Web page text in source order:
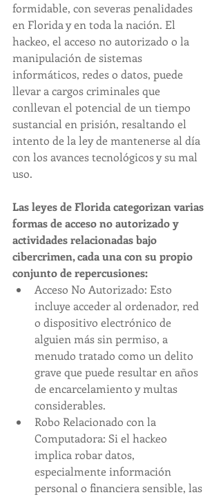
formidable, con severas penalidades
en Florida y en toda la nación. El
hackeo, el acceso no autorizado o la
manipulación de sistemas
informáticos, redes o datos, puede
llevar a cargos criminales que
conllevan el potencial de un tiempo
sustancial en prisión, resaltando el
intento de la ley de mantenerse al día
con los avances tecnológicos y su mal
uso.
Las leyes de Florida categorizan varias
formas de acceso no autorizado y
actividades relacionadas bajo
cibercrimen, cada una con su propio
conjunto de repercusiones:
Acceso No Autorizado: Esto
incluye acceder al ordenador, red
o dispositivo electrónico de
alguien más sin permiso, a
menudo tratado como un delito
grave que puede resultar en años
de encarcelamiento y multas
considerables.
Robo Relacionado con la
Computadora: Si el hackeo
implica robar datos,
especialmente información
personal o financiera sensible, las